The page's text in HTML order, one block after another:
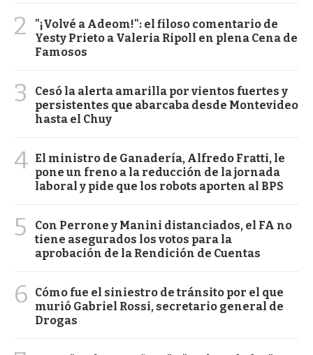
2
"¡Volvé a Adeom!": el filoso comentario de
Yesty Prieto a Valeria Ripoll en plena Cena de
Famosos
3
Cesó la alerta amarilla por vientos fuertes y
persistentes que abarcaba desde Montevideo
hasta el Chuy
4 El ministro de Ganadería, Alfredo Fratti, le
pone un freno a la reducción de la jornada
laboral y pide que los robots aporten al BPS
5
Con Perrone y Manini distanciados, el FA no
tiene asegurados los votos para la
aprobación de la Rendición de Cuentas
6
Cómo fue el siniestro de tránsito por el que
murió Gabriel Rossi, secretario general de
Drogas